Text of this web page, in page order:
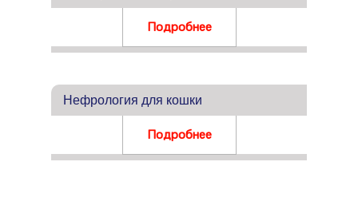
Подробнее
Нефрология для кошки
Подробнее